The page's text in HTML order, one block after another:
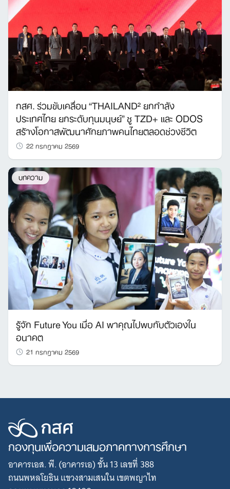
กสศ. ร่วมขับเคลื่อน “THAILAND² ยกกำลัง
ประเทศไทย ยกระดับทุนมนุษย์” ชู TZD+ และ ODOS
สร้างโอกาสพัฒนาศักยภาพคนไทยตลอดช่วงชีวิต
22 กรกฎาคม 2569
บทความ
รู้จัก Future You เมื่อ AI พาคุณไปพบกับตัวเองใน
อนาคต
21 กรกฎาคม 2569
กองทุนเพื่อความเสมอภาคทางการศึกษา
อาคารเอส. พี. (อาคารเอ) ชั้น 13 เลขที่ 388
ถนนพหลโยธิน แขวงสามเสนใน เขตพญาไท